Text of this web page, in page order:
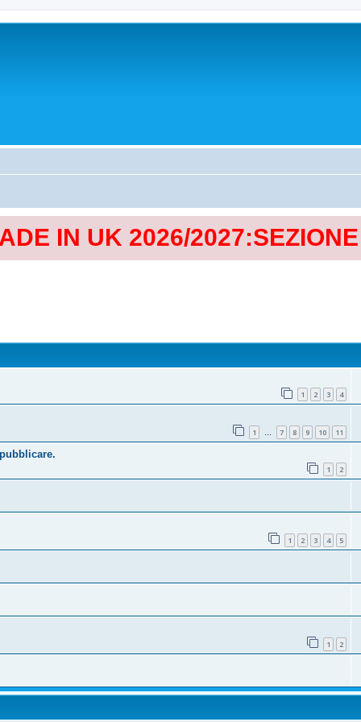
IN UK 2026/
1 2 3 4
1 … 7 8 9 10 11
1 2
1 2 3 4 5
1 2